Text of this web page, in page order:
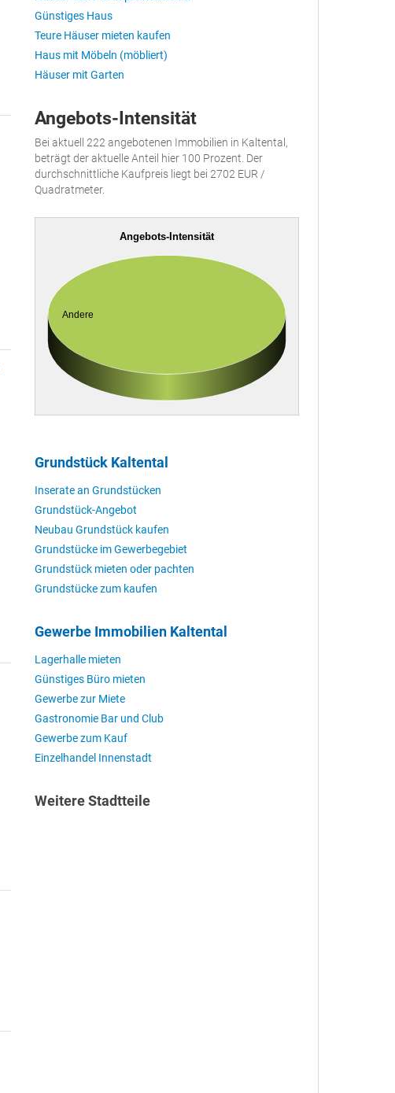
Günstiges Haus
Teure Häuser mieten kaufen
Haus mit Möbeln (möbliert)
Häuser mit Garten
Angebots-Intensität
Bei aktuell 222 angebotenen Immobilien in Kaltental,
beträgt der aktuelle Anteil hier 100 Prozent. Der
durchschnittliche Kaufpreis liegt bei 2702 EUR /
Quadratmeter.
Angebots-Intensität
Andere
Grundstück Kaltental
Inserate an Grundstücken
Grundstück-Angebot
Neubau Grundstück kaufen
Grundstücke im Gewerbegebiet
Grundstück mieten oder pachten
Grundstücke zum kaufen
Gewerbe Immobilien Kaltental
Lagerhalle mieten
Günstiges Büro mieten
Gewerbe zur Miete
Gastronomie Bar und Club
Gewerbe zum Kauf
Einzelhandel Innenstadt
Weitere Stadtteile